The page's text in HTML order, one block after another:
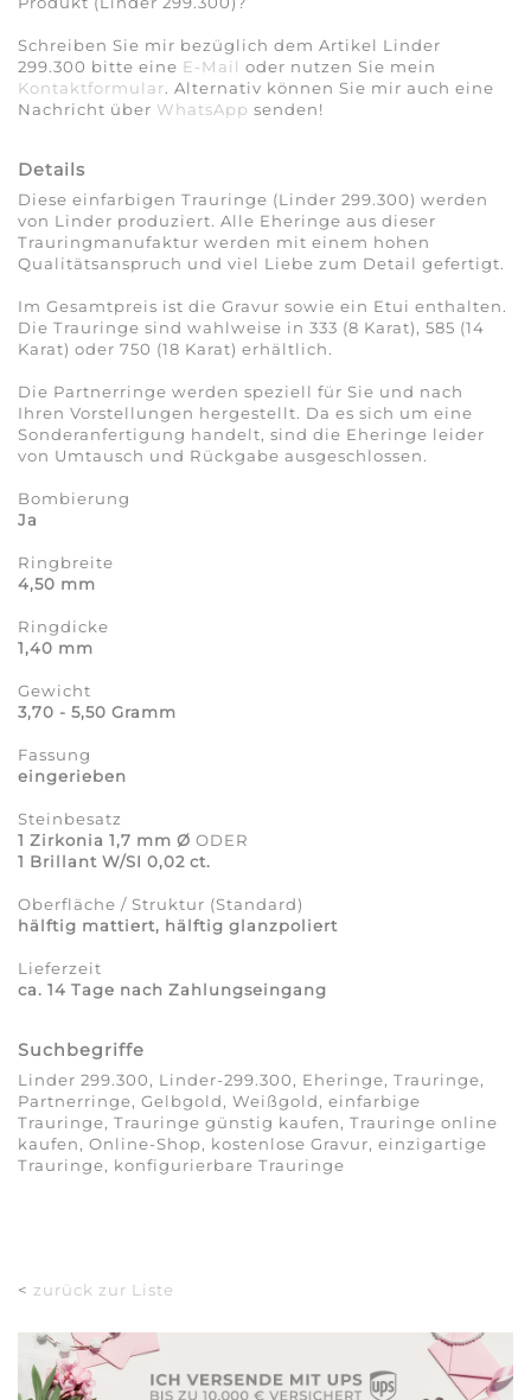
Schreiben Sie mir bezüglich dem Artikel Linder
299.300 bitte eine E-Mail oder nutzen Sie mein
Kontaktformular. Alternativ können Sie mir auch eine
Nachricht über WhatsApp senden!
Details
Diese einfarbigen Trauringe (Linder 299.300) werden
von Linder produziert. Alle Eheringe aus dieser
Trauringmanufaktur werden mit einem hohen
Qualitätsanspruch und viel Liebe zum Detail gefertigt.
Im Gesamtpreis ist die Gravur sowie ein Etui enthalten.
Die Trauringe sind wahlweise in 333 (8 Karat), 585 (14
Karat) oder 750 (18 Karat) erhältlich.
Die Partnerringe werden speziell für Sie und nach
Ihren Vorstellungen hergestellt. Da es sich um eine
Sonderanfertigung handelt, sind die Eheringe leider
von Umtausch und Rückgabe ausgeschlossen.
Bombierung
Ja
Ringbreite
4,50 mm
Ringdicke
1,40 mm
Gewicht
3,70 - 5,50 Gramm
Fassung
eingerieben
Steinbesatz
1 Zirkonia 1,7 mm Ø ODER
1 Brillant W/SI 0,02 ct.
Oberfläche / Struktur (Standard)
hälftig mattiert, hälftig glanzpoliert
Lieferzeit
ca. 14 Tage nach Zahlungseingang
Suchbegriffe
Linder 299.300, Linder-299.300, Eheringe, Trauringe,
Partnerringe, Gelbgold, Weißgold, einfarbige
Trauringe, Trauringe günstig kaufen, Trauringe online
kaufen, Online-Shop, kostenlose Gravur, einzigartige
Trauringe, konfigurierbare Trauringe
< zurück zur Liste